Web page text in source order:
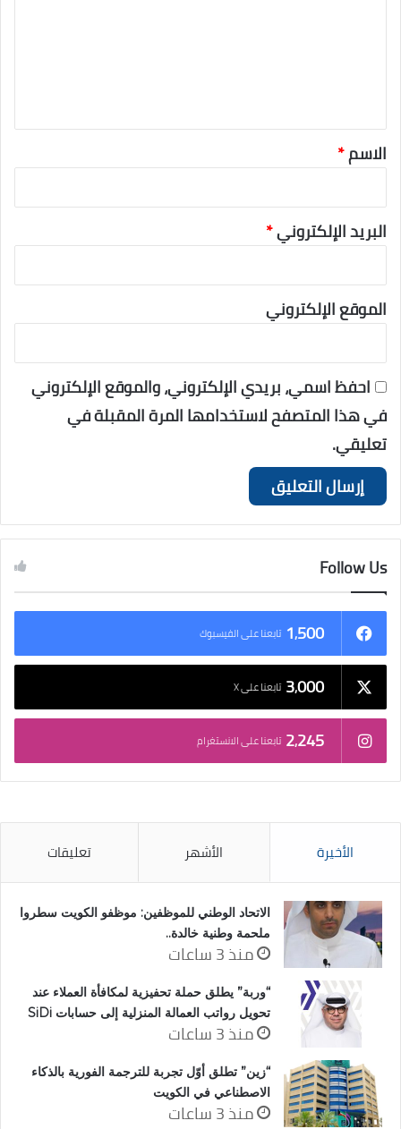
الاسم*
البريد الإلكتروني*
الموقع الإلكتروني
احفظ اسمي، بريدي الإلكتروني، والموقع الإلكتروني
في هذا المتصفح لاستخدامها المرة المقبلة في
تعليقي.
Follow Us
1٬500 تابعنا على الفيسبوك
3٬000 تابعنا على X
2٬245 تابعنا على الانستغرام
الأخيرة الأشهر تعليقات
الاتحاد الوطني للموظفين: موظفو الكويت سطروا
ملحمة وطنية خالدة..
منذ 3 ساعات
“وربة” يطلق حملة تحفيزية لمكافأة العملاء عند
تحويل رواتب العمالة المنزلية إلى حسابات SiDi
منذ 3 ساعات
“زين” تطلق أوّل تجربة للترجمة الفورية بالذكاء
الاصطناعي في الكويت
منذ 3 ساعات